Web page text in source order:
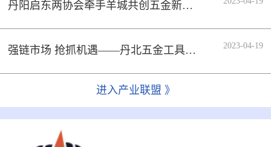
丹阳启东两协会牵手羊城共创五金新时代
强链市场 抢抓机遇——丹北五金工具行业协会组织会员企业参加133届广交会 2023-04-19
进入产业联盟 》